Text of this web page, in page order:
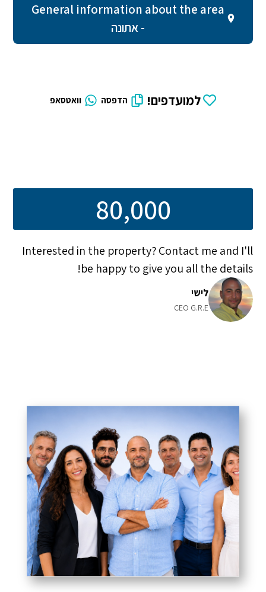
General information about the area
- אתונה
למועדפים! הדפסה וואטסאפ
80,000
Interested in the property? Contact me and I'll
be happy to give you all the details!
לישי
CEO G.R.E